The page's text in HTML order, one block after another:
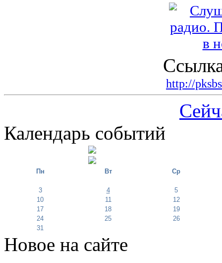
http://
Календарь событий
Пн Вт Ср
3 4
5
10
11
12
17
18
19
24
25
26
31
Новое на сайте